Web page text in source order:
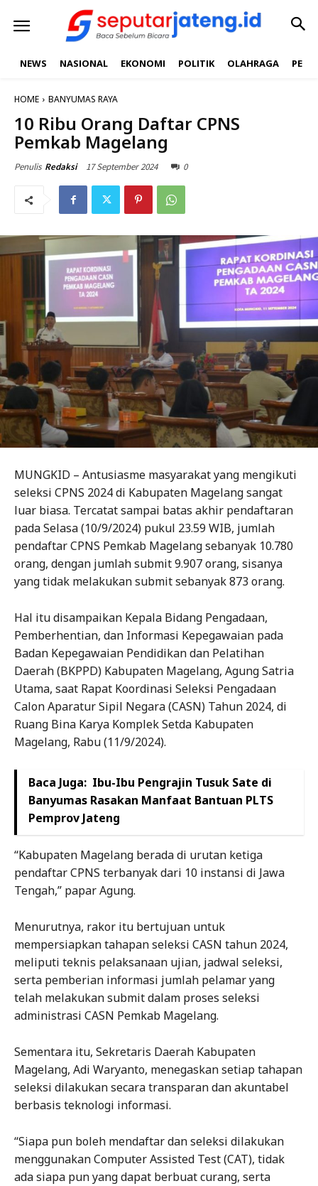
NEWS NASIONAL EKONOMI POLITIK OLAHRAGA
HOME BANYUMAS RAYA
10 Ribu Orang Daftar CPNS
Pemkab Magelang
Penulis Redaksi 17 September 2024 0
MUNGKID – Antusiasme masyarakat yang mengikuti
seleksi CPNS 2024 di Kabupaten Magelang sangat
luar biasa. Tercatat sampai batas akhir pendaftaran
pada Selasa (10/9/2024) pukul 23.59 WIB, jumlah
pendaftar CPNS Pemkab Magelang sebanyak 10.780
orang, dengan jumlah submit 9.907 orang, sisanya
yang tidak melakukan submit sebanyak 873 orang.
Hal itu disampaikan Kepala Bidang Pengadaan,
Pemberhentian, dan Informasi Kepegawaian pada
Badan Kepegawaian Pendidikan dan Pelatihan
Daerah (BKPPD) Kabupaten Magelang, Agung Satria
Utama, saat Rapat Koordinasi Seleksi Pengadaan
Calon Aparatur Sipil Negara (CASN) Tahun 2024, di
Ruang Bina Karya Komplek Setda Kabupaten
Magelang, Rabu (11/9/2024).
Baca Juga: Ibu-Ibu Pengrajin Tusuk Sate di
Banyumas Rasakan Manfaat Bantuan PLTS
Pemprov Jateng
“Kabupaten Magelang berada di urutan ketiga
pendaftar CPNS terbanyak dari 10 instansi di Jawa
Tengah,” papar Agung.
Menurutnya, rakor itu bertujuan untuk
mempersiapkan tahapan seleksi CASN tahun 2024,
meliputi teknis pelaksanaan ujian, jadwal seleksi,
serta pemberian informasi jumlah pelamar yang
telah melakukan submit dalam proses seleksi
administrasi CASN Pemkab Magelang.
Sementara itu, Sekretaris Daerah Kabupaten
Magelang, Adi Waryanto, menegaskan setiap tahapan
seleksi dilakukan secara transparan dan akuntabel
berbasis teknologi informasi.
“Siapa pun boleh mendaftar dan seleksi dilakukan
menggunakan Computer Assisted Test (CAT), tidak
ada siapa pun yang dapat berbuat curang, serta